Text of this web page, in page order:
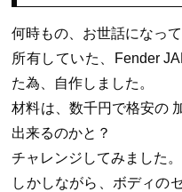
何時もの、お世話になって
所有していた、Fender
た為、自作しました。
材料は、数千円で格安の
出来るのかと？
チャレンジしてみました。
しかしながら、ボディの